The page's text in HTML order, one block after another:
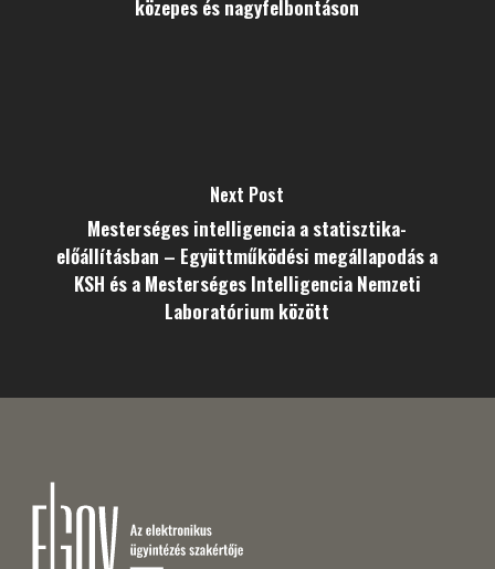
közepes és nagyfelbontáson
Next Post
Mesterséges intelligencia a statisztika-
előállításban – Együttműködési megállapodás a
KSH és a Mesterséges Intelligencia Nemzeti
Laboratórium között